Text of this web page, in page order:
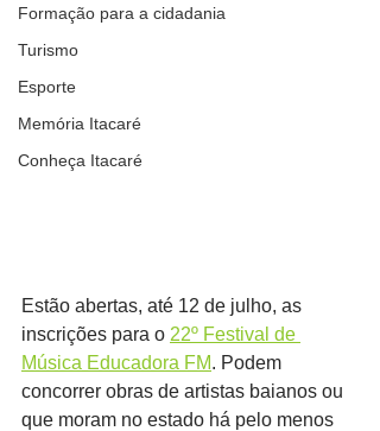
Formação para a cidadania
Turismo
Esporte
Memória Itacaré
Conheça Itacaré
Estão abertas, até 12 de julho, as
inscrições para o 22º Festival de
Música Educadora FM. Podem
concorrer obras de artistas baianos ou
que moram no estado há pelo menos